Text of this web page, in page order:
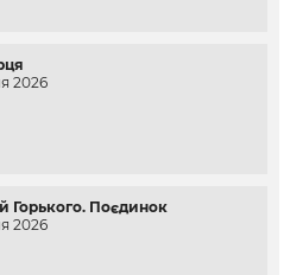
2026
Горького. Поєдинок
2026